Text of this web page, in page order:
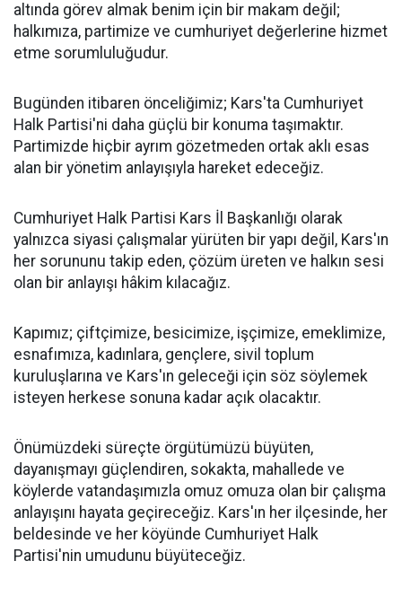
altında görev almak benim için bir makam değil;
halkımıza, partimize ve cumhuriyet değerlerine hizmet
etme sorumluluğudur.
Bugünden itibaren önceliğimiz; Kars'ta Cumhuriyet
Halk Partisi'ni daha güçlü bir konuma taşımaktır.
Partimizde hiçbir ayrım gözetmeden ortak aklı esas
alan bir yönetim anlayışıyla hareket edeceğiz.
Cumhuriyet Halk Partisi Kars İl Başkanlığı olarak
yalnızca siyasi çalışmalar yürüten bir yapı değil, Kars'ın
her sorununu takip eden, çözüm üreten ve halkın sesi
olan bir anlayışı hâkim kılacağız.
Kapımız; çiftçimize, besicimize, işçimize, emeklimize,
esnafımıza, kadınlara, gençlere, sivil toplum
kuruluşlarına ve Kars'ın geleceği için söz söylemek
isteyen herkese sonuna kadar açık olacaktır.
Önümüzdeki süreçte örgütümüzü büyüten,
dayanışmayı güçlendiren, sokakta, mahallede ve
köylerde vatandaşımızla omuz omuza olan bir çalışma
anlayışını hayata geçireceğiz. Kars'ın her ilçesinde, her
beldesinde ve her köyünde Cumhuriyet Halk
Partisi'nin umudunu büyüteceğiz.